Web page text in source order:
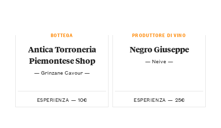
BOTTEGA
Antica Torroneria
Piemontese Shop
— Grinzane Cavour —
ESPERIENZA — 10€
PRODUTTORE DI VINO
Negro Giuseppe
— Neive —
ESPERIENZA — 25€